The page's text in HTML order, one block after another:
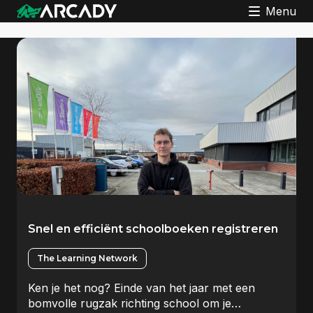
Menu
Snel en efficiënt schoolboeken registreren
The Learning Network
Ken je het nog? Einde van het jaar met een
bomvolle rugzak richting school om je